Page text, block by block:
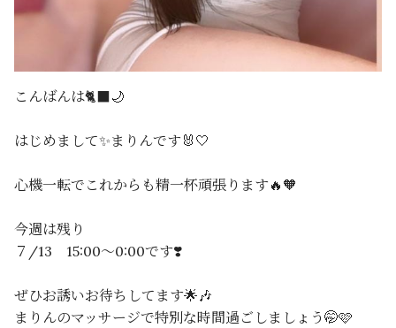
こんばんは🐈‍⬛🌙
はじめまして✨️まりんです🐰🤍
心機一転でこれからも精一杯頑張ります🔥🧡
今週は残り
７/13 15:00～0:00です❣️
ぜひお誘いお待ちしてます🌟🎶
まりんのマッサージで特別な時間過ごしましょう🤭🩷